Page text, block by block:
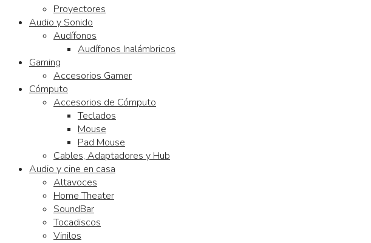
Proyectores
Audio y Sonido
Audífonos
Audífonos Inalámbricos
Gaming
Accesorios Gamer
Cómputo
Accesorios de Cómputo
Teclados
Mouse
Pad Mouse
Cables, Adaptadores y Hub
Audio y cine en casa
Altavoces
Home Theater
SoundBar
Tocadiscos
Vinilos